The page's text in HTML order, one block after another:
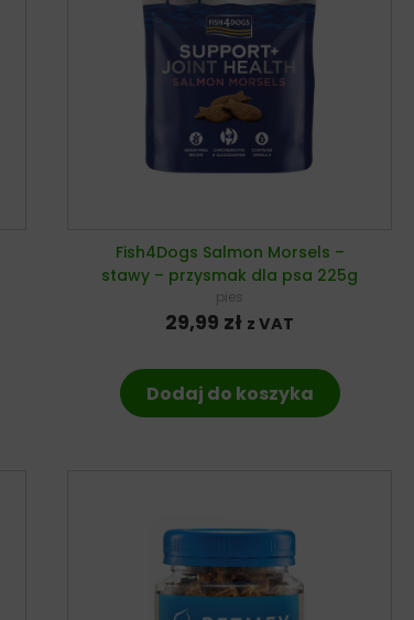
Fish4Dogs Salmon Morsels –
stawy – przysmak dla psa 225g
pies
29,99 zł z VAT
Dodaj do koszyka